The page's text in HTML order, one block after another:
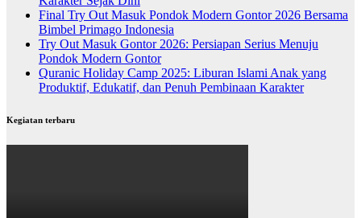
Final Try Out Masuk Pondok Modern Gontor 2026 Bersama
Bimbel Primago Indonesia
Try Out Masuk Gontor 2026: Persiapan Serius Menuju
Pondok Modern Gontor
Quranic Holiday Camp 2025: Liburan Islami Anak yang
Produktif, Edukatif, dan Penuh Pembinaan Karakter
Kegiatan terbaru